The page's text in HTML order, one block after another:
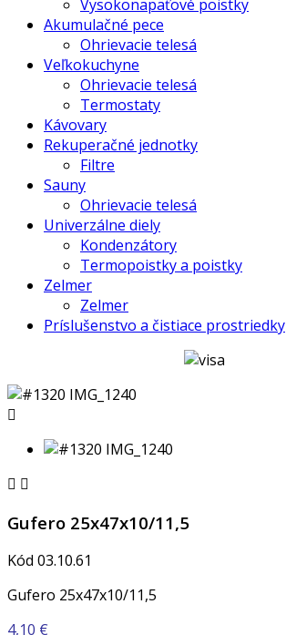
Vysokonapäťové poistky
Akumulačné pece
Ohrievacie telesá
Veľkokuchyne
Ohrievacie telesá
Termostaty
Kávovary
Rekuperačné jednotky
Filtre
Sauny
Ohrievacie telesá
Univerzálne diely
Kondenzátory
Termopoistky a poistky
Zelmer
Zelmer
Príslušenstvo a čistiace prostriedky

 
Gufero 25x47x10/11,5
Kód 03.10.61
Gufero 25x47x10/11,5
4,10 €